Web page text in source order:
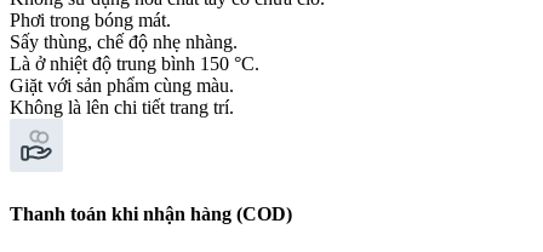
Phơi trong bóng mát.
Sấy thùng, chế độ nhẹ nhàng.
Là ở nhiệt độ trung bình 150 °C.
Giặt với sản phẩm cùng màu.
Không là lên chi tiết trang trí.
Thanh toán khi nhận hàng (COD)